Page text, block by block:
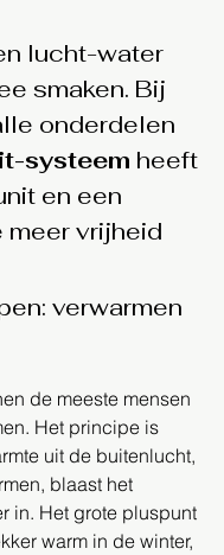
lucht-water
smaken. Bij
onderdelen
systeem heeft
en een
meer vrijheid
verwarmen
de meeste mensen
Het principe is
uit de buitenlucht,
blaast het
in. Het grote pluspunt
warm in de winter,